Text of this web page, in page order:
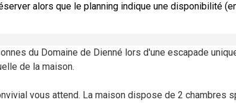
alors que le planning indique une disponibilité
du Domaine de Dienné lors d'une escapade
de la maison.
vous attend. La maison dispose de 2 chambres